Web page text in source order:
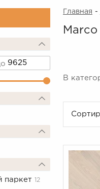
паркет 12
Главная -
В